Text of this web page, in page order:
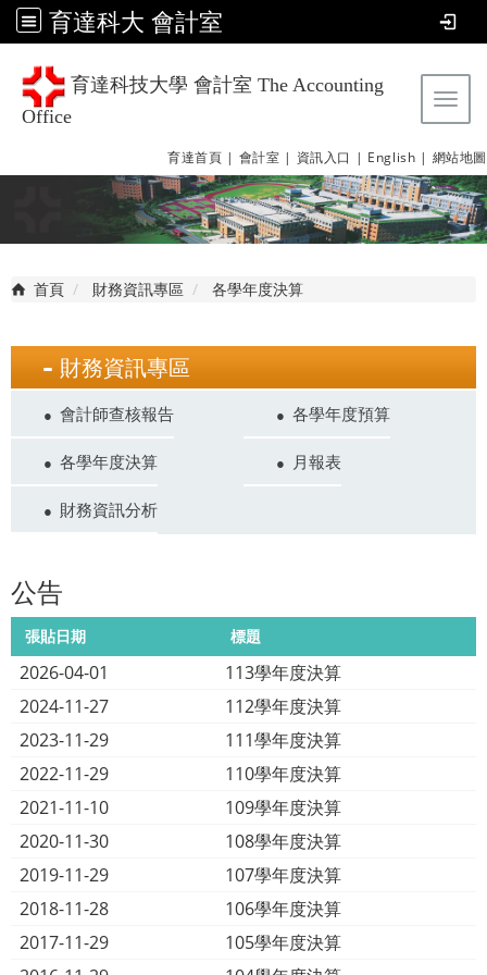
育達科大 會計室
育達科技大學 會計室 The Accounting
Office
育達首頁 | 會計室 | 資訊入口 | English | 網站地圖
首頁 財務資訊專區 各學年度決算
財務資訊專區
會計師查核報告 各學年度預算
各學年度決算 月報表
財務資訊分析
公告
張貼日期 標題
2026-04-01
113學年度決算
2024-11-27
112學年度決算
2023-11-29
111學年度決算
2022-11-29
110學年度決算
2021-11-10
109學年度決算
2020-11-30
108學年度決算
2019-11-29
107學年度決算
2018-11-28
106學年度決算
2017-11-29
105學年度決算